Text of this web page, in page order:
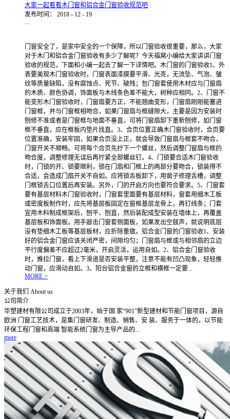
大家一起看看木门窗和铝合金门窗验收规范吧
发布时间：
2018 - 12 - 19
...
门窗安全了，是家中安全的一个保障，所以门窗验收很重要，那么，大家
对于木门和铝合金门窗验收有多少了解呢？今天福窝小编给大家讲讲门窗
验收的规范，下面和小编一起去了解一下详情吧。木门窗的门窗验收1、外
表要美观木门窗验收时，门窗表面漆膜要平滑、光亮，无流坠、气泡、皱
纹等质量缺陷，没有腐蚀点、死节、破残；包门窗套使用木材应与门窗扇
的木质、颜色协调，饰面板与木线条色差不能大，树种应相同。2、门窗不
能变形木门窗验收时，门窗扇要方正，不能翘曲变形，门窗扇刚刚能塞进
门窗框，并与门窗框相吻合，如果门窗扇与框缝隙大，主要是因为安装时
刨修不准或者是门窗框与地面不垂直，可将门窗扇卸下重新刨修，如门窗
框不垂直，应在框板内垫片找直。3、合页位置正确木门窗验收时，合页要
位置准确，安装牢固，如果合页没上正，就会导致门窗扇与框套不吻合，
门窗开关不顺畅。可将每个合页先拧下一个螺丝，然后调整门窗扇与框的
吻合度，调整修理无误后再拧紧全部螺丝钉。4、门锁要合适木门窗验收
时，门锁的开、锁要顺利，锁在门扇和门框上的两部分要吻合，锁装得不
合适，会造成门扇开关不自如。应将锁舌板卸下，用凿子修理舌槽，调整
门框锁舌口位置后再安装。另外，门的开启方向也要符合要求。5、门窗套
要有基层材料木门窗验收时，门窗套里面要有基层材料，窗套用细木工板
或密度板制作时，应先将基层板固定在窗框基层龙骨上，再钉线条；门套
宜用木料制成框架后，刨平、刨直，然后装配成型安装在墙体上，再覆盖
基层板和饰面板。用手敲击门窗套侧面板，如果发出空鼓声，就说明底层
没有垫细木工板等基层板材，应折除重做。铝合金门窗的门窗验收1、安装
好的铝合金门窗应该关闭严密，间隙均匀；门窗扇与框或与相邻扇的立边
平行度偏差不应超过2毫米，开启灵活，运用自如。2、铝合金门窗验收
时，推拉门窗，看上下滑道是否安装平整，注意不能有凹凸现象，轻轻推
动门窗，应滑动自如。3、阳台铝合金窗的立框和横框一定要...
MORE >
关于我们 About us
公司简介
华塑建材有限公司成立于2003年，始于国 家“901”新型建材和节能门窗项目，源自
欧洲 门窗工艺技术，是集门窗研发、制造、销售、安 装、服务于一体的，以节能
环保工程门窗和高端 智能系统门窗为主导产品的...
more